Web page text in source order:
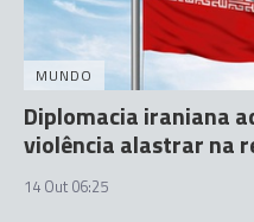
MUNDO
Diplomacia iraniana
violência alastrar na
14 Out 06:25